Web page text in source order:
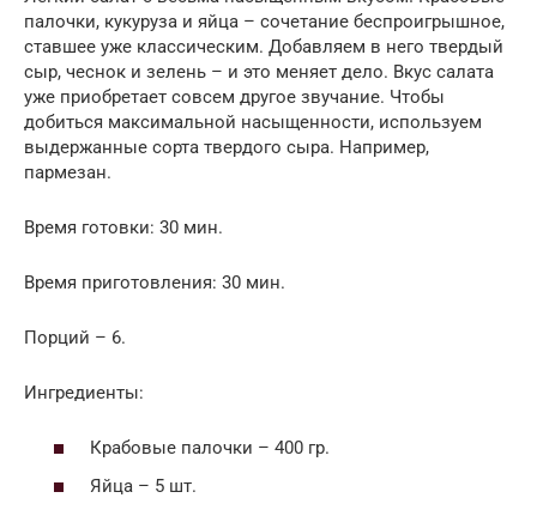
палочки, кукуруза и яйца – сочетание беспроигрышное,
ставшее уже классическим. Добавляем в него твердый
сыр, чеснок и зелень – и это меняет дело. Вкус салата
уже приобретает совсем другое звучание. Чтобы
добиться максимальной насыщенности, используем
выдержанные сорта твердого сыра. Например,
пармезан.
Время готовки: 30 мин.
Время приготовления: 30 мин.
Порций – 6.
Ингредиенты:
Крабовые палочки – 400 гр.
Яйца – 5 шт.